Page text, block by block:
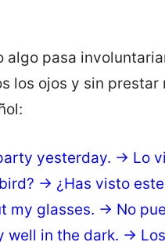
algo pasa
los ojos y sin
yesterday. → Lo
→ ¿Has visto este
my glasses. → No
well in the dark. →